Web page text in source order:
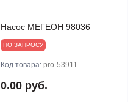
Насос МЕГЕОН 98036
ПО ЗАПРОСУ
Код товара: pro-53911
0.00 руб.